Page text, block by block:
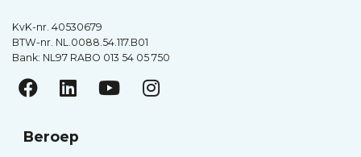
KvK-nr. 40530679
BTW-nr. NL.0088.54.117.B01
Bank: NL97 RABO 013 54 05 750
Beroep